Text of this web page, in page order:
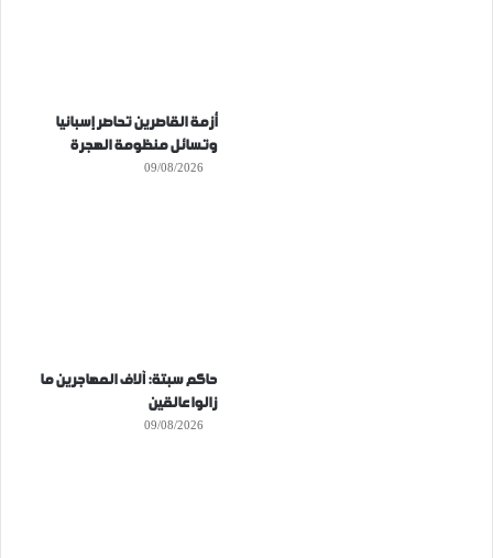
أزمة القاصرين تحاصر إسبانيا
وتسائل منظومة الهجرة
09/08/2026
حاكم سبتة: آلاف المهاجرين ما
زالوا عالقين
09/08/2026